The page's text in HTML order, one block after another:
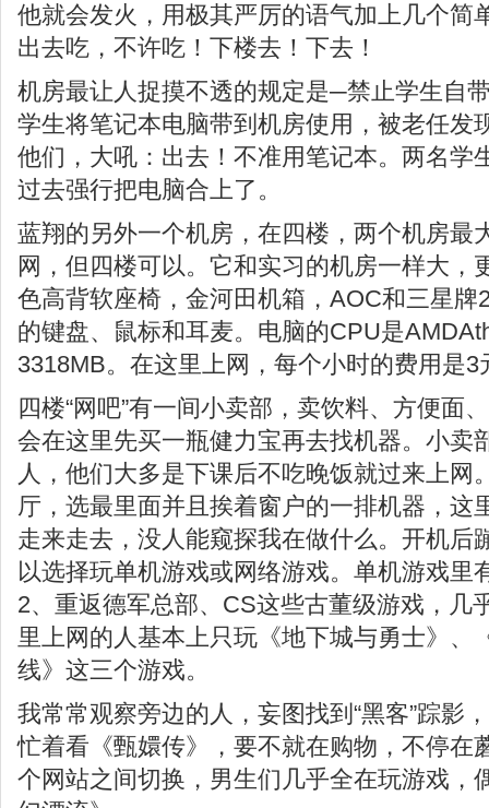
他就会发火，用极其严厉的语气加上几个
出去吃，不许吃！下楼去！下去！
机房最让人捉摸不透的规定是─禁止学生自
学生将笔记本电脑带到机房使用，被老任发
他们，大吼：出去！不准用笔记本。两名学
过去强行把电脑合上了。
蓝翔的另外一个机房，在四楼，两个机房最
网，但四楼可以。它和实习的机房一样大，
色高背软座椅，金河田机箱，AOC和三星牌
的键盘、鼠标和耳麦。电脑的CPU是
3318MB。在这里上网，每个小时的费用是
四楼“网吧”有一间小卖部，卖饮料、方便面
会在这里先买一瓶健力宝再去找机器。小卖
人，他们大多是下课后不吃晚饭就过来上网
厅，选最里面并且挨着窗户的一排机器，这
走来走去，没人能窥探我在做什么。开机后
以选择玩单机游戏或网络游戏。单机游戏里
2、重返德军总部、CS这些古董级游戏，几
里上网的人基本上只玩《地下城与勇士》、
线》这三个游戏。
我常常观察旁边的人，妄图找到“黑客”踪影
忙着看《甄嬛传》，要不就在购物，不停在
个网站之间切换，男生们几乎全在玩游戏，